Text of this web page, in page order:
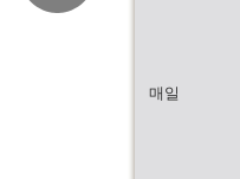
매일